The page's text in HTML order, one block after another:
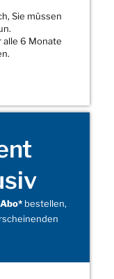
Sie müssen
alle 6 Monate
bestellen,